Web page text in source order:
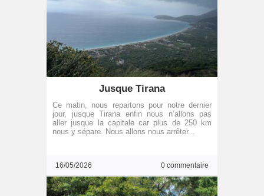
Jusque Tirana
Ce matin, nous repartons pour notre dernier
jour, jusque Tirana enfin nous n’allons pas
aller jusque la capitale car plus de 250 km
nous y sépare. Nous allons nous arrêter...
16/05/2026 0 commentaire